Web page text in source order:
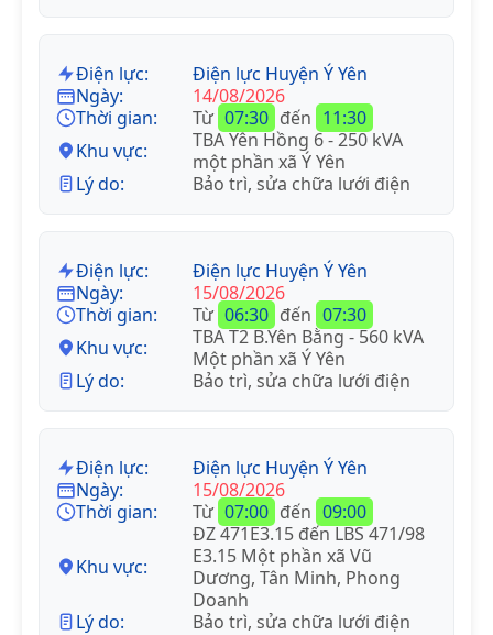
Điện lực:
Điện lực Huyện Ý Yên
Ngày:
14/08/2026
Thời gian:
Từ 07:30 đến 11:30
Khu vực:
TBA Yên Hồng 6 - 250 kVA
một phần xã Ý Yên
Lý do:
Bảo trì, sửa chữa lưới điện
Điện lực:
Điện lực Huyện Ý Yên
Ngày:
15/08/2026
Thời gian:
Từ 06:30 đến 07:30
Khu vực:
TBA T2 B.Yên Bằng - 560 kVA
Một phần xã Ý Yên
Lý do:
Bảo trì, sửa chữa lưới điện
Điện lực:
Điện lực Huyện Ý Yên
Ngày:
15/08/2026
Thời gian:
Từ 07:00 đến 09:00
Khu vực:
ĐZ 471E3.15 đến LBS 471/98
E3.15 Một phần xã Vũ
Dương, Tân Minh, Phong
Doanh
Lý do:
Bảo trì, sửa chữa lưới điện